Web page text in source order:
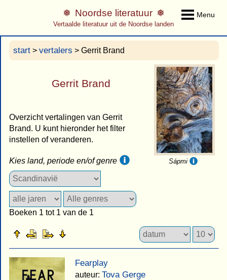
Menu
Noordse literatuur
Vertaalde literatuur uit de Noordse landen
start > vertalers > Gerrit Brand
Sápmi
Gerrit Brand
Overzicht vertalingen van Gerrit
Brand. U kunt hieronder het filter
instellen of veranderen.
Kies land, periode en/of genre
Boeken 1 tot 1 van de 1
Fearplay
auteur: Tova Gerge